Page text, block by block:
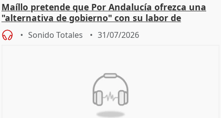
Maíllo pretende que Por Andalucía ofrezca una
"alternativa de gobierno" con su labor de
oposición
Sonido Totales 31/07/2026